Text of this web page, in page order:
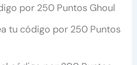
por 250 Puntos Ghoul
tu código por 250 Puntos